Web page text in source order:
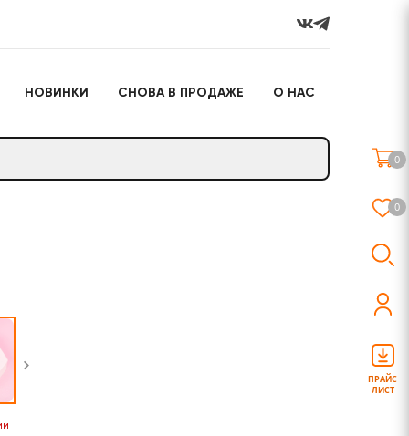
НОВИНКИ СНОВА В ПРОДАЖЕ О НАС
Настольные игры
Подарочные наборы
Слайм
0
0
ПРАЙС
ЛИСТ